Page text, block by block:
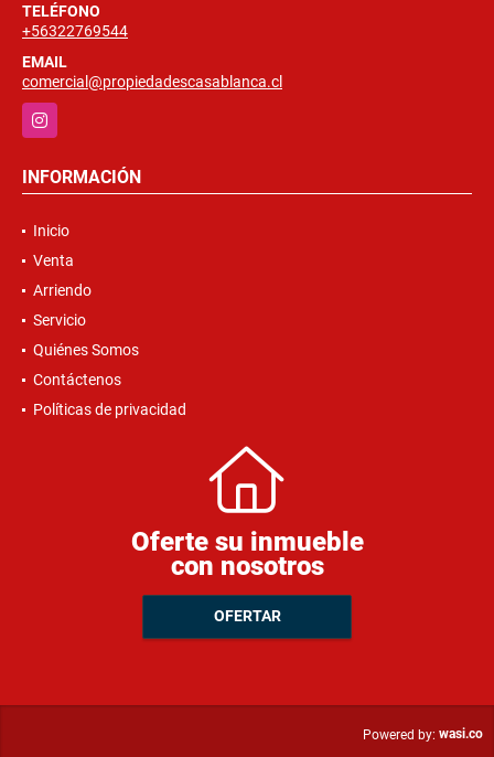
TELÉFONO
+56322769544
EMAIL
comercial@propiedadescasablanca.cl
Instagram
INFORMACIÓN
Inicio
Venta
Arriendo
Servicio
Quiénes Somos
Contáctenos
Políticas de privacidad
Oferte su inmueble
con nosotros
OFERTAR
Powered by: wasi.co